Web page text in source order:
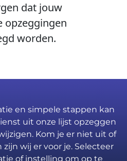
dat jouw
opzeggingen
worden.
en simpele stappen kan
uit onze lijst opzeggen
Kom je er niet uit of
wij er voor je. Selecteer
of instelling om op te